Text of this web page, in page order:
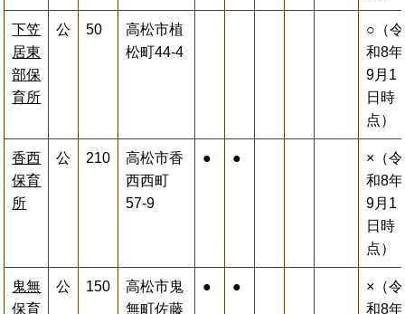
下笠
居東
部保
育所
公 50
高松市植
松町44-4
○（令
和8年
9月1
日時
点）
香西
保育
所
公 210
高松市香
西西町
57-9
● ●
×（令
和8年
9月1
日時
点）
鬼無
保育
公 150
高松市鬼
無町佐藤
● ●
×（令
和8年